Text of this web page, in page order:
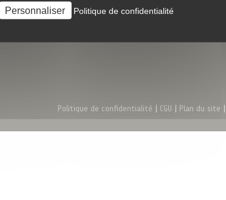
qualités
de Vente
Politique de confidentialité CGU Plan du site
Personnaliser Politique de confidentialité